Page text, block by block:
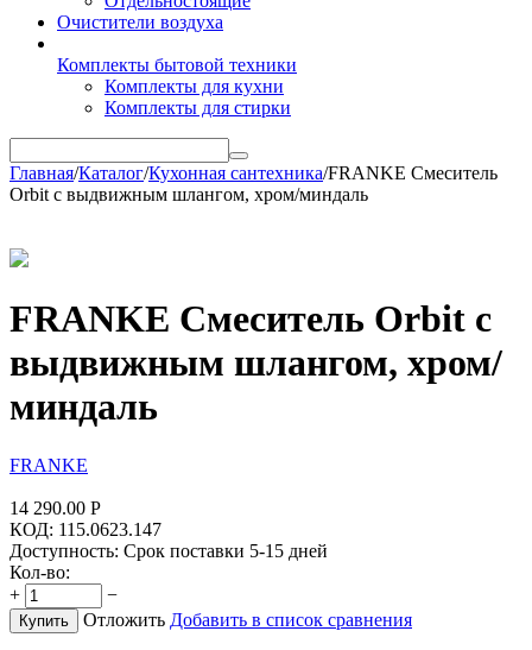
Очистители воздуха
Комплекты бытовой техники
Комплекты для кухни
Комплекты для стирки
Главная/Каталог/Кухонная сантехника/FRANKE Смеситель
Orbit с выдвижным шлангом, хром/миндаль
FRANKE Смеситель Orbit с
выдвижным шлангом, хром/
миндаль
FRANKE
14 290.00 Р
КОД: 115.0623.147
Доступность: Срок поставки 5-15 дней
Кол-во:
+
−
Купить Отложить Добавить в список сравнения